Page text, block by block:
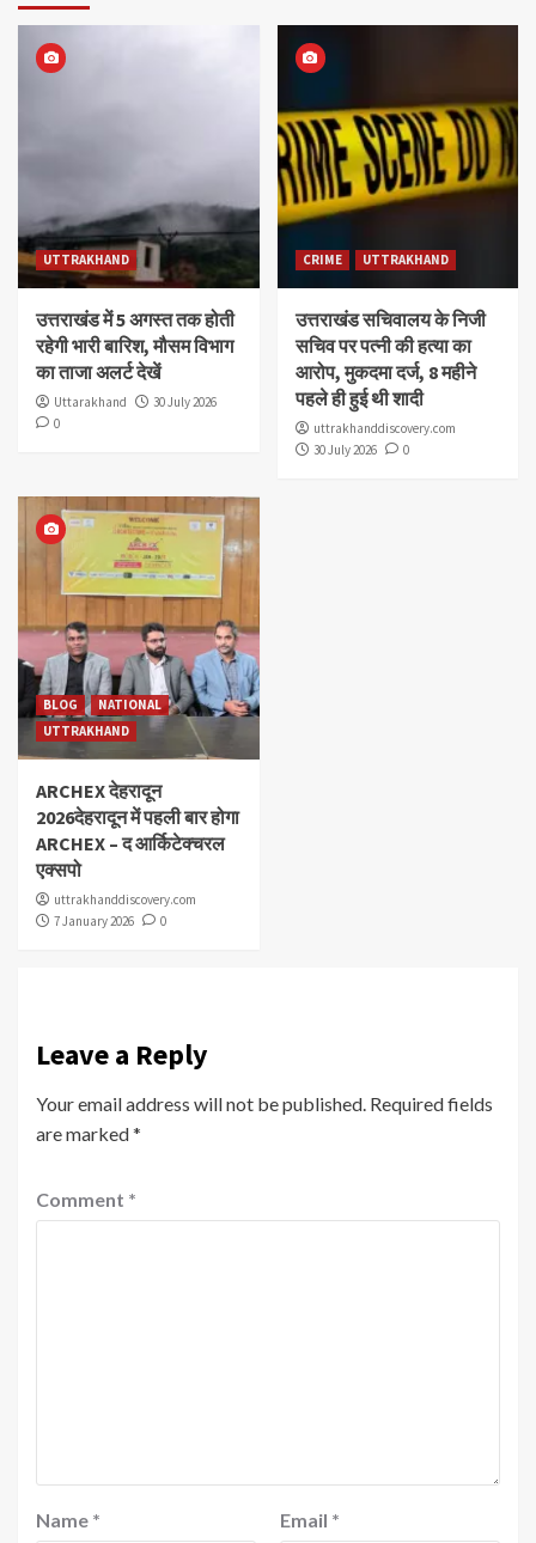
UTTRAKHAND
उत्तराखंड में 5 अगस्त तक होती
रहेगी भारी बारिश, मौसम विभाग
का ताजा अलर्ट देखें
Uttarakhand
30 July 2026
0
CRIME UTTRAKHAND
उत्तराखंड सचिवालय के निजी
सचिव पर पत्नी की हत्या का
आरोप, मुकदमा दर्ज, 8 महीने
पहले ही हुई थी शादी
uttrakhanddiscovery.com
30 July 2026
0
BLOG
NATIONAL
UTTRAKHAND
ARCHEX देहरादून
2026देहरादून में पहली बार होगा
ARCHEX – द आर्किटेक्चरल
एक्सपो
uttrakhanddiscovery.com
7 January 2026
0
Leave a Reply
Your email address will not be published. Required fields
are marked*
Comment *
Name * Email *